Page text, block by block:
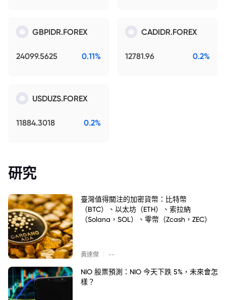
GBPIDR.FOREX
24099.5625 0.11%
CADIDR.FOREX
12781.96 0.2%
USDUZS.FOREX
11884.3018 0.2%
研究
臺灣值得關注的加密貨幣：比特幣
（BTC）、以太坊（ETH）、索拉納
（Solana，SOL）、零幣（Zcash，ZEC）
黃達傑 --
NIO 股票預測：NIO 今天下跌 5%，未來會怎
樣？